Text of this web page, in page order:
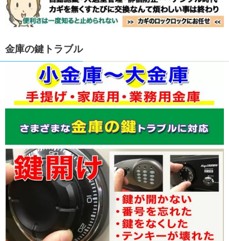
金庫の鍵トラブル